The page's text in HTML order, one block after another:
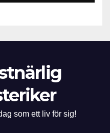
som ett liv för sig!